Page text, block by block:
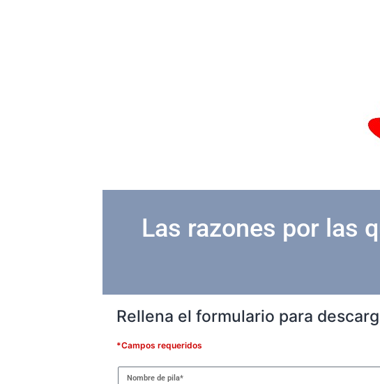
Las razones por las
Rellena el formulario para
*Campos requeridos